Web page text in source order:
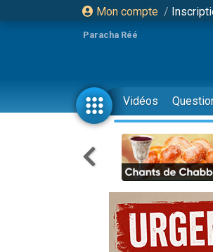
Mon compte /
Paracha Réé
Vidéos